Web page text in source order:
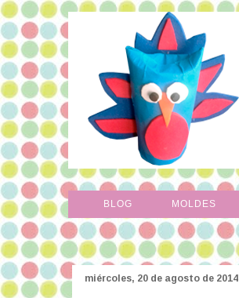
BLOG MOLDES
miércoles, 20 de agosto de 2014